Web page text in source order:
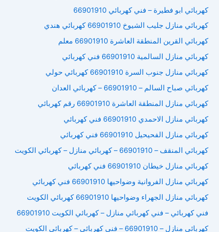
كهربائي ابو فطيرة – فني كهربائي 66901910
كهربائي منازل جليب الشيوخ 66901910 كهربائي هندي
كهربائي القرين المنطقة العاشرة 66901910 معلم
كهربائي منازل السالمية 66901910 فني كهربائي
كهربائي منازل جنوب السرة 66901910 كهربائي حولي
كهربائي صباح السالم – 66901910 – كهربائي العدان
كهربائي منازل المنطقة العاشرة 66901910 رقم كهربائي
كهربائي منازل الاحمدي 66901910 فني كهربائي
كهربائي منازل الفحيحيل 66901910 فني كهربائي
كهربائي المنقف – 66901910 – كهربائي منازل – كهربائي الكويت
كهربائي منازل خيطان 66901910 فني كهربائي
كهربائي منازل الفروانية وضواحيها 66901910 فني كهربائي
كهربائي منازل الجهراء وضواحيها 66901910 كهربائي الكويت
فني كهربائي – فني كهربائي منازل – كهربائي الكويت 66901910
كهربائي منازل – 66901910 – فني كهربائي – كهربائي الكويت